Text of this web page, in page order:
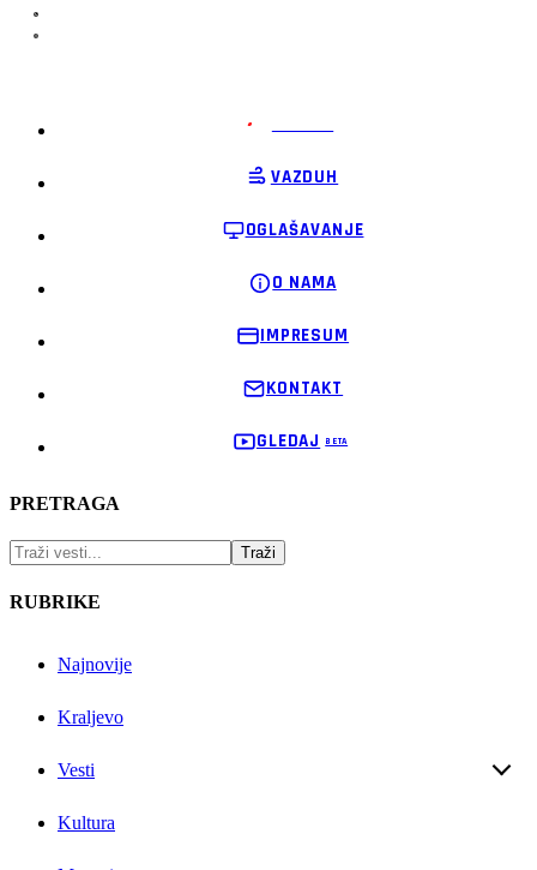
VAZDUH
OGLAŠAVANJE
O NAMA
IMPRESUM
KONTAKT
GLEDAJ
PRETRAGA
RUBRIKE
Najnovije
Kraljevo
Vesti
Kultura